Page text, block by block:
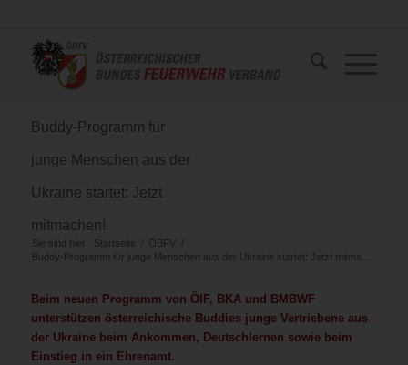
Buddy-Programm für
junge Menschen aus der
Ukraine startet: Jetzt
mitmachen!
Sie sind hier: Startseite / ÖBFV
/
Buddy-Programm für junge Menschen aus der Ukraine startet: Jetzt mitma...
Beim neuen Programm von ÖIF, BKA und BMBWF
unterstützen österreichische Buddies junge Vertriebene aus
der Ukraine beim Ankommen, Deutschlernen sowie beim
Einstieg in ein Ehrenamt.